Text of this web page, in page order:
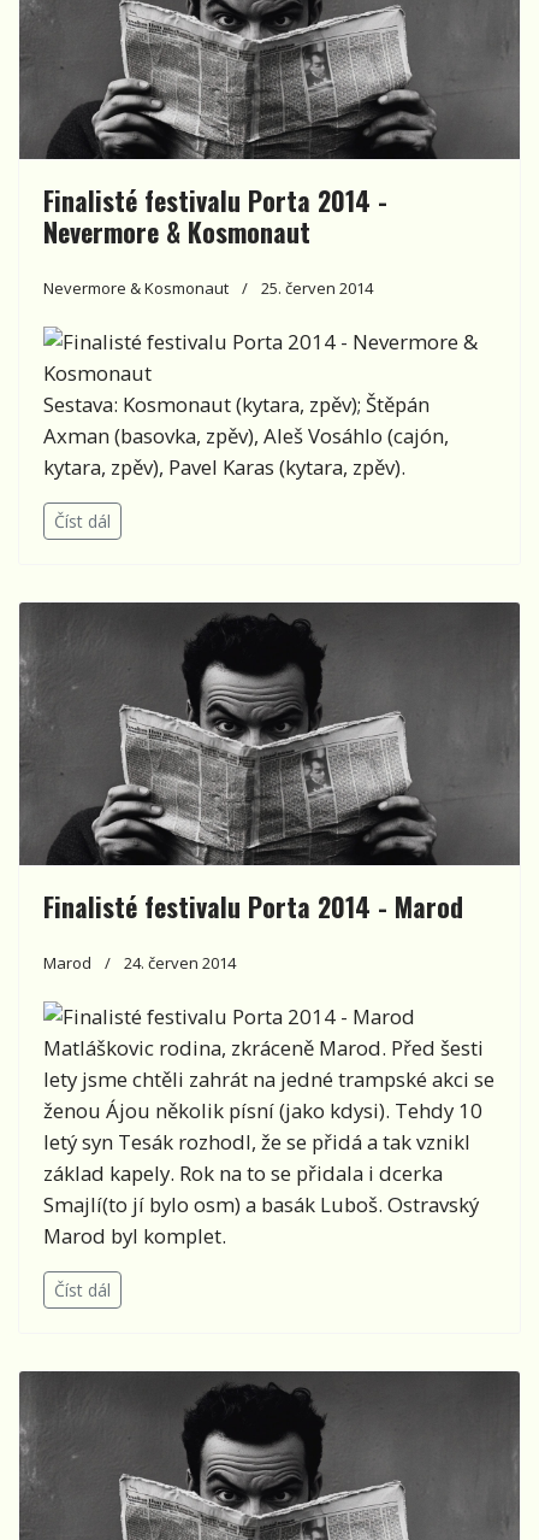
Finalisté festivalu Porta 2014 -
Nevermore & Kosmonaut
Nevermore & Kosmonaut 25. červen 2014
Sestava: Kosmonaut (kytara, zpěv); Štěpán
Axman (basovka, zpěv), Aleš Vosáhlo (cajón,
kytara, zpěv), Pavel Karas (kytara, zpěv).
Číst dál
Finalisté festivalu Porta 2014 - Marod
Marod 24. červen 2014
Matláškovic rodina, zkráceně Marod. Před šesti
lety jsme chtěli zahrát na jedné trampské akci se
ženou Ájou několik písní (jako kdysi). Tehdy 10
letý syn Tesák rozhodl, že se přidá a tak vznikl
základ kapely. Rok na to se přidala i dcerka
Smajlí(to jí bylo osm) a basák Luboš. Ostravský
Marod byl komplet.
Číst dál